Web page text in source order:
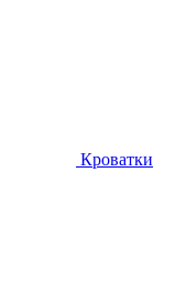
Кроватки